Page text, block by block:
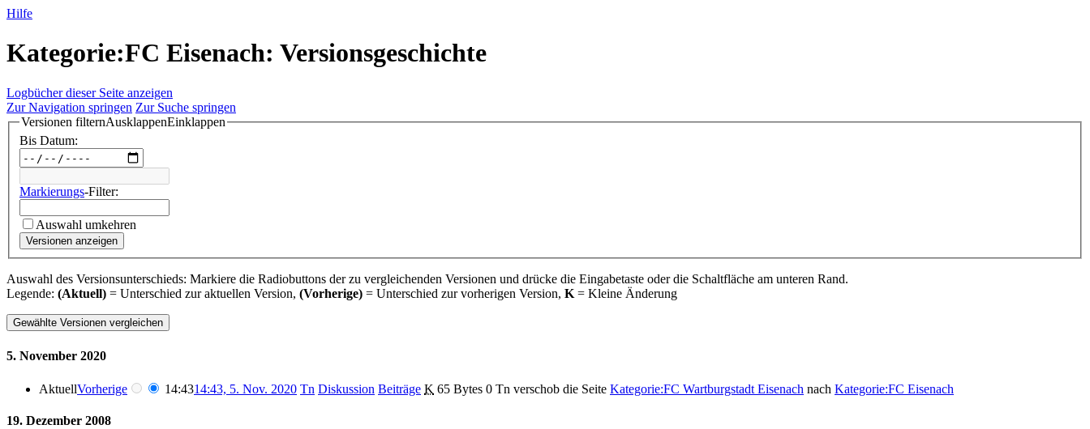
Hilfe
Kategorie:FC Eisenach: Versionsgeschichte
Logbücher dieser Seite anzeigen
Zur Navigation springen Zur Suche springen
Versionen filternAusklappenEinklappen
Bis Datum:
Markierungs-Filter:
Auswahl umkehren
Versionen anzeigen
Auswahl des Versionsunterschieds: Markiere die Radiobuttons der zu vergleichenden Versionen und drücke die Eingabetaste oder die Schaltfläche am unteren Rand.
Legende: (Aktuell) = Unterschied zur aktuellen Version, (Vorherige) = Unterschied zur vorherigen Version, K= Kleine Änderung
5. November 2020
AktuellVorherige 14:4314:43, 5. Nov. 2020 Tn Diskussion Beiträge K 65 Bytes 0 Tn verschob die Seite Kategorie:FC Wartburgstadt Eisenach nach Kategorie:FC Eisenach
19. Dezember 2008